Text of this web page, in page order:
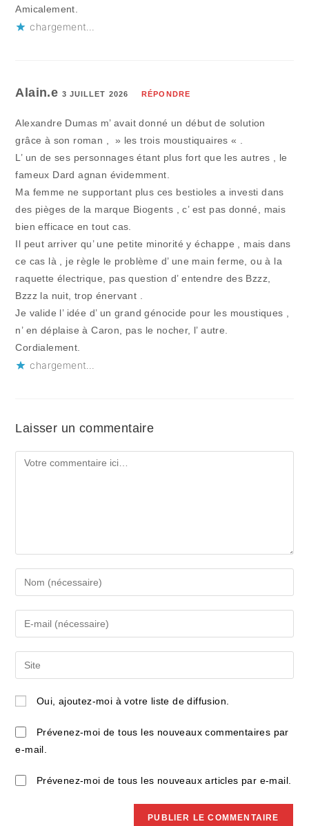
Amicalement.
chargement…
Alain.e 3 JUILLET 2026 RÉPONDRE
Alexandre Dumas m’ avait donné un début de solution
grâce à son roman , » les trois moustiquaires « .
L’ un de ses personnages étant plus fort que les autres , le
fameux Dard agnan évidemment.
Ma femme ne supportant plus ces bestioles a investi dans
des pièges de la marque Biogents , c’ est pas donné, mais
bien efficace en tout cas.
Il peut arriver qu’ une petite minorité y échappe , mais dans
ce cas là , je règle le problème d’ une main ferme, ou à la
raquette électrique, pas question d’ entendre des Bzzz,
Bzzz la nuit, trop énervant .
Je valide l’ idée d’ un grand génocide pour les moustiques ,
n’ en déplaise à Caron, pas le nocher, l’ autre.
Cordialement.
chargement…
Laisser un commentaire
Comment
Enter
your
name
comment
Enter
your
email
address
comment
Saisir
l’URL
de
site
(facultatif)
Oui, ajoutez-moi à votre liste de diffusion.
Prévenez-moi de tous les nouveaux commentaires par
e-mail.
Prévenez-moi de tous les nouveaux articles par e-mail.